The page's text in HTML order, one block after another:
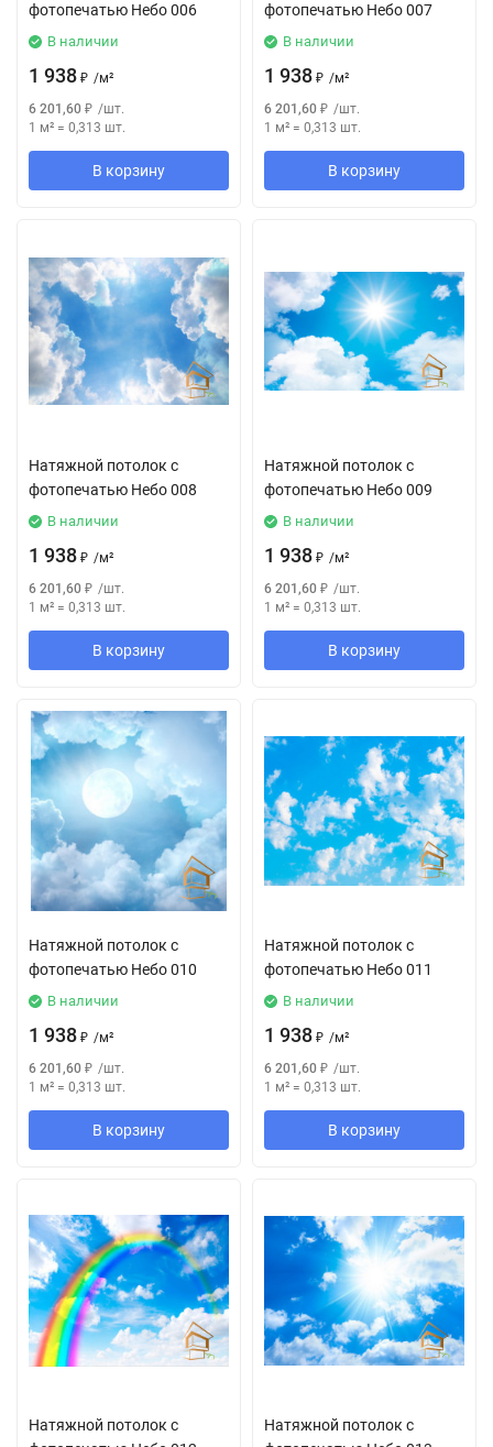
фотопечатью Небо 006
В наличии
1 938 ₽ /м²
6 201,60 ₽ /шт.
1 м² = 0,313 шт.
В корзину
фотопечатью Небо 007
В наличии
1 938 ₽ /м²
6 201,60 ₽ /шт.
1 м² = 0,313 шт.
В корзину
Натяжной потолок с
фотопечатью Небо 008
В наличии
1 938 ₽ /м²
6 201,60 ₽ /шт.
1 м² = 0,313 шт.
В корзину
Натяжной потолок с
фотопечатью Небо 009
В наличии
1 938 ₽ /м²
6 201,60 ₽ /шт.
1 м² = 0,313 шт.
В корзину
Натяжной потолок с
фотопечатью Небо 010
В наличии
1 938 ₽ /м²
6 201,60 ₽ /шт.
1 м² = 0,313 шт.
В корзину
Натяжной потолок с
фотопечатью Небо 011
В наличии
1 938 ₽ /м²
6 201,60 ₽ /шт.
1 м² = 0,313 шт.
В корзину
Натяжной потолок с
Натяжной потолок с